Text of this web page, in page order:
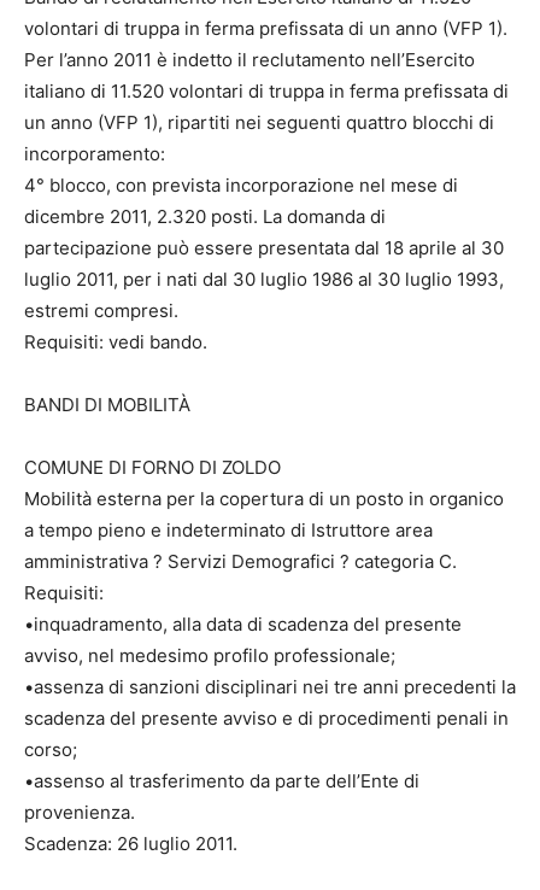
volontari di truppa in ferma prefissata di un anno (VFP 1).
Per l’anno 2011 è indetto il reclutamento nell’Esercito
italiano di 11.520 volontari di truppa in ferma prefissata di
un anno (VFP 1), ripartiti nei seguenti quattro blocchi di
incorporamento:
4° blocco, con prevista incorporazione nel mese di
dicembre 2011, 2.320 posti. La domanda di
partecipazione può essere presentata dal 18 aprile al 30
luglio 2011, per i nati dal 30 luglio 1986 al 30 luglio 1993,
estremi compresi.
Requisiti: vedi bando.
BANDI DI MOBILITÀ
COMUNE DI FORNO DI ZOLDO
Mobilità esterna per la copertura di un posto in organico
a tempo pieno e indeterminato di Istruttore area
amministrativa ? Servizi Demografici ? categoria C.
Requisiti:
•inquadramento, alla data di scadenza del presente
avviso, nel medesimo profilo professionale;
•assenza di sanzioni disciplinari nei tre anni precedenti la
scadenza del presente avviso e di procedimenti penali in
corso;
•assenso al trasferimento da parte dell’Ente di
provenienza.
Scadenza: 26 luglio 2011.